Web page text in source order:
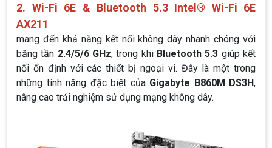
2. Wi-Fi 6E & Bluetooth 5.3 Intel® Wi-Fi 6E
AX211
mang đến khả năng kết nối không dây nhanh chóng với
băng tần 2.4/5/6 GHz, trong khi Bluetooth 5.3 giúp kết
nối ổn định với các thiết bị ngoại vi. Đây là một trong
những tính năng đặc biệt củaGigabyte B860M DS3H,
nâng cao trải nghiệm sử dụng mạng không dây.